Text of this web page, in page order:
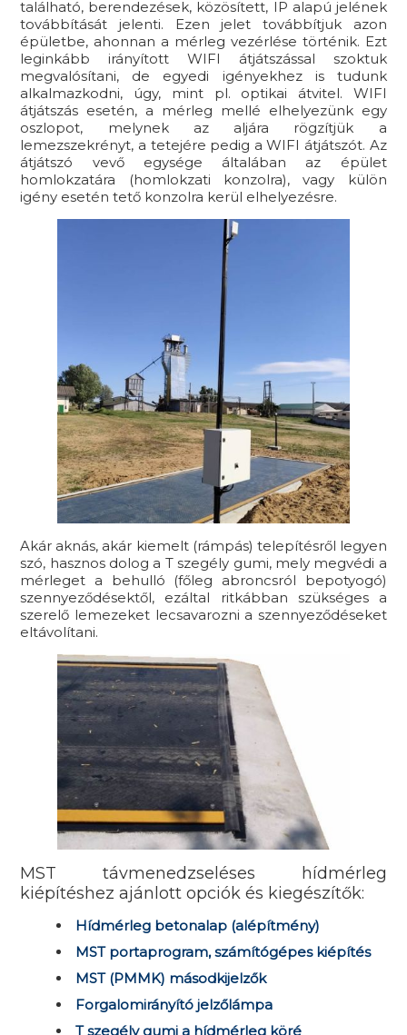
található, berendezések, közösített, IP alapú jelének
továbbítását jelenti. Ezen jelet továbbítjuk azon
épületbe, ahonnan a mérleg vezérlése történik. Ezt
leginkább irányított WIFI átjátszással szoktuk
megvalósítani, de egyedi igényekhez is tudunk
alkalmazkodni, úgy, mint pl. optikai átvitel. WIFI
átjátszás esetén, a mérleg mellé elhelyezünk egy
oszlopot, melynek az aljára rögzítjük a
lemezszekrényt, a tetejére pedig a WIFI átjátszót. Az
átjátszó vevő egysége általában az épület
homlokzatára (homlokzati konzolra), vagy külön
igény esetén tető konzolra kerül elhelyezésre.
Akár aknás, akár kiemelt (rámpás) telepítésről legyen
szó, hasznos dolog a T szegély gumi, mely megvédi a
mérleget a behulló (főleg abroncsról bepotyogó)
szennyeződésektől, ezáltal ritkábban szükséges a
szerelő lemezeket lecsavarozni a szennyeződéseket
eltávolítani.
MST távmenedzseléses hídmérleg
kiépítéshez ajánlott opciók és kiegészítők:
Hídmérleg betonalap (alépítmény)
MST portaprogram, számítógépes kiépítés
MST (PMMK) másodkijelzők
Forgalomirányító jelzőlámpa
T szegély gumi a hídmérleg köré